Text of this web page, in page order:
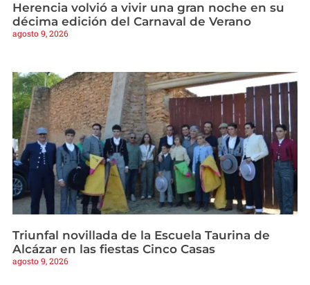
Herencia volvió a vivir una gran noche en su
décima edición del Carnaval de Verano
agosto 9, 2026
Triunfal novillada de la Escuela Taurina de
Alcázar en las fiestas Cinco Casas
agosto 9, 2026